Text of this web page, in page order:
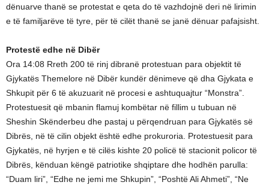
dënuarve thanë se protestat e qeta do të vazhdojnë deri në lirimin
e të familjarëve të tyre, për të cilët thanë se janë dënuar pafajsisht.
Protestë edhe në Dibër
Ora 14:08 Rreth 200 të rinj dibranë protestuan para objektit të
Gjykatës Themelore në Dibër kundër dënimeve që dha Gjykata e
Shkupit për 6 të akuzuarit në procesi e ashtuquajtur “Monstra”.
Protestuesit që mbanin flamuj kombëtar në fillim u tubuan në
Sheshin Skënderbeu dhe pastaj u përqendruan para Gjykatës së
Dibrës, në të cilin objekt është edhe prokuroria. Protestuesit para
Gjykatës, në hyrjen e të cilës kishte 20 policë të stacionit policor të
Dibrës, kënduan këngë patriotike shqiptare dhe hodhën parulla:
“Duam liri”, “Edhe ne jemi me Shkupin”, “Poshtë Ali Ahmeti”, “Ne